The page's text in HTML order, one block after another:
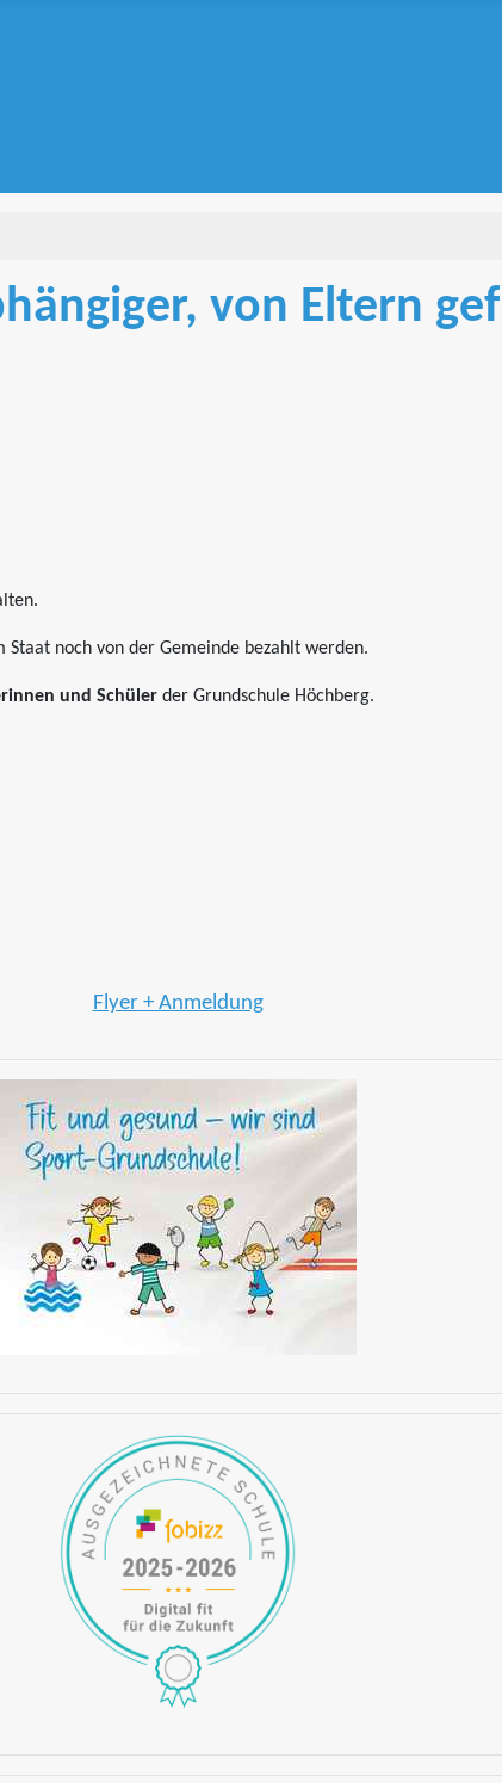
von Eltern
noch von der Gemeinde bezahlt werden.
und Schüler der Grundschule Höchberg.
Flyer + Anmeldung